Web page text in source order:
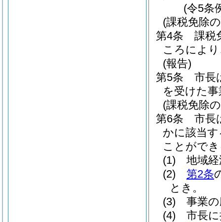
(令5条
(課税免除
第4条
課税
ころによ
(報告)
第5条
市長
を受けた
(課税免除
第6条
市長
かに該当
ことがで
(1)
地域
(2)
第2条
とき。
(3)
事業
(4)
市長